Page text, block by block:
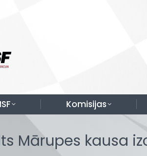
Komisijas
Mārupes kausa